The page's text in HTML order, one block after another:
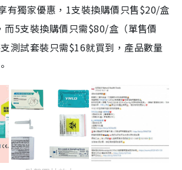
有獨家優惠，1支裝換購價只售$20/盒
而5支裝換購價只需$80/盒（單售價
測試套裝只需$16就買到，產品數量